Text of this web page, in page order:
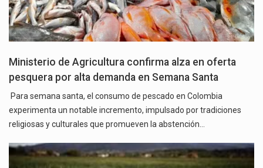
Ministerio de Agricultura confirma alza en oferta
pesquera por alta demanda en Semana Santa
Para semana santa, el consumo de pescado en Colombia
experimenta un notable incremento, impulsado por tradiciones
religiosas y culturales que promueven la abstención…